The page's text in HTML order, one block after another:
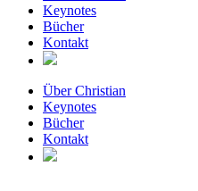
Keynotes
Bücher
Kontakt
Über Christian
Keynotes
Bücher
Kontakt